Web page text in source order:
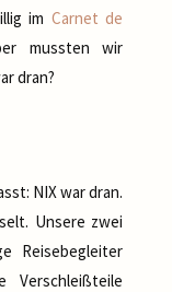
im Carnet de
mussten wir
dran?
NIX war dran.
Unsere zwei
Reisebegleiter
Verschleißteile